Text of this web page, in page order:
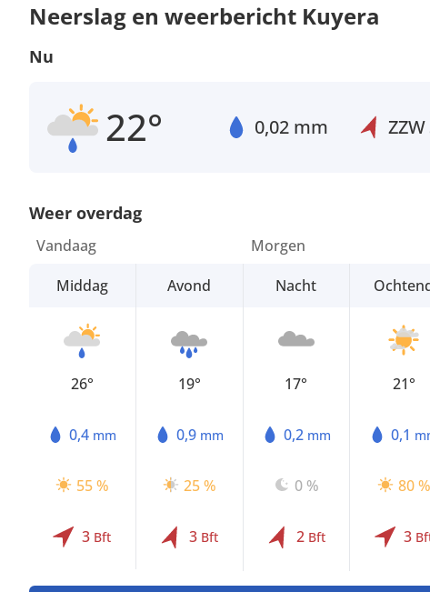
Neerslag en weerbericht Kuyera
Nu
22° 0,02 mm ZZW
Weer overdag
Vandaag
Middag
26°
0,4 mm
55 %
3 Bft
Avond
19°
0,9 mm
25 %
3 Bft
Morgen
Nacht
17°
0,2 mm
0 %
2 Bft
21°
0,1
80 %
3